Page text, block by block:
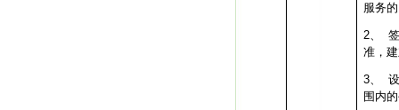
服务
2、
准，
3、
围内